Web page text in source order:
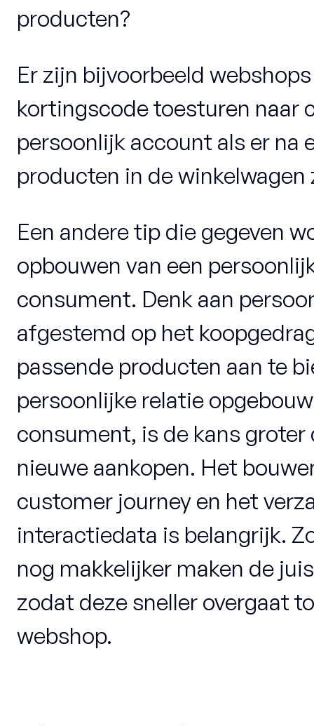
producten?
Er zijn bijvoorbeeld
kortingscode toesturen naar
persoonlijk account als er na
producten in de
Een andere tip die gegeven
opbouwen van een
consument. Denk aan
afgestemd op het
passende producten aan te
persoonlijke relatie
consument, is de kans
nieuwe aankopen. Het
customer journey en het
interactiedata is belangrijk.
nog makkelijker maken de
zodat deze sneller overgaat
webshop.